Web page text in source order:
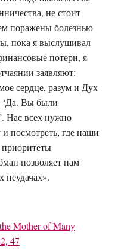
не стоит
поражены болезнью
пока я выслушивал
потери, я
заявляют:
сердце, разум и Дух
‘Да. Вы были
Нас всех нужно
и посмотреть, где наши
позволяет нам
неудачах».
Mother of Many
47